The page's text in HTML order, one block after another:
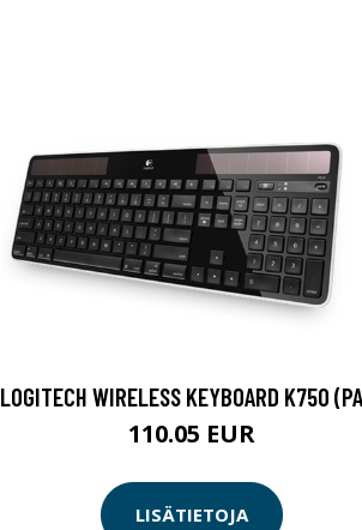
LOGITECH WIRELESS KEYBOARD K750
110.05 EUR
LISÄTIETOJA